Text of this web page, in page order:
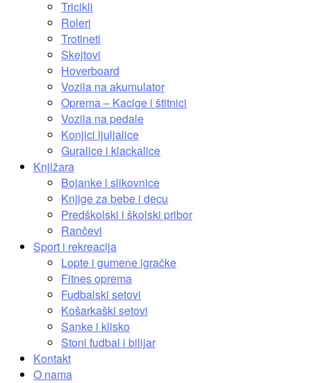
Tricikli
Roleri
Trotineti
Skejtovi
Hoverboard
Vozila na akumulator
Oprema – Kacige i štitnici
Vozila na pedale
Konjici ljuljalice
Guralice i klackalice
Knjižara
Bojanke i slikovnice
Knjige za bebe i decu
Predškolski i školski pribor
Rančevi
Sport i rekreacija
Lopte i gumene igračke
Fitnes oprema
Fudbalski setovi
Košarkaški setovi
Sanke i klisko
Stoni fudbal i bilijar
Kontakt
O nama